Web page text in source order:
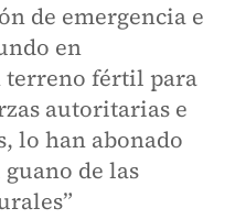
de emergencia e
en
terreno fértil para
autoritarias e
lo han abonado
de las